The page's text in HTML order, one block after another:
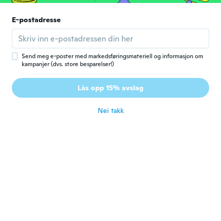
ca. 5 år siden
D Dino
Ble med i 2017 · 12 omtaler
Nicolle
Ble med i 2017 · 23 omtaler
E-postadresse
Send meg e-poster med markedsføringsmateriell og informasjon om
kampanjer (dvs. store besparelser!)
Lås opp 15% avslag
Nei takk